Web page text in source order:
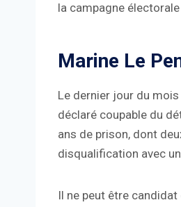
la campagne
Marine Le
Le dernier jour du
déclaré coupable du
ans de prison, dont
disqualification avec
Il ne peut être